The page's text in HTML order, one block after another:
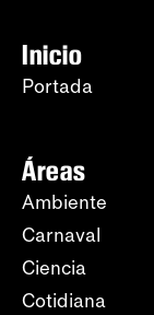
Inicio
Portada
Áreas
Ambiente
Carnaval
Ciencia
Cotidiana